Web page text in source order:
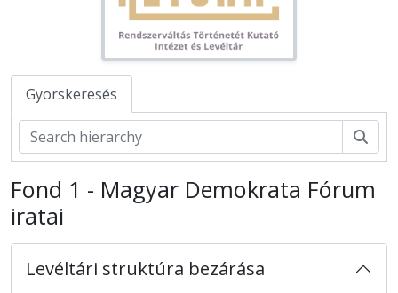
Gyorskeresés
Fond 1 - Magyar Demokrata Fórum
iratai
Levéltári struktúra bezárása